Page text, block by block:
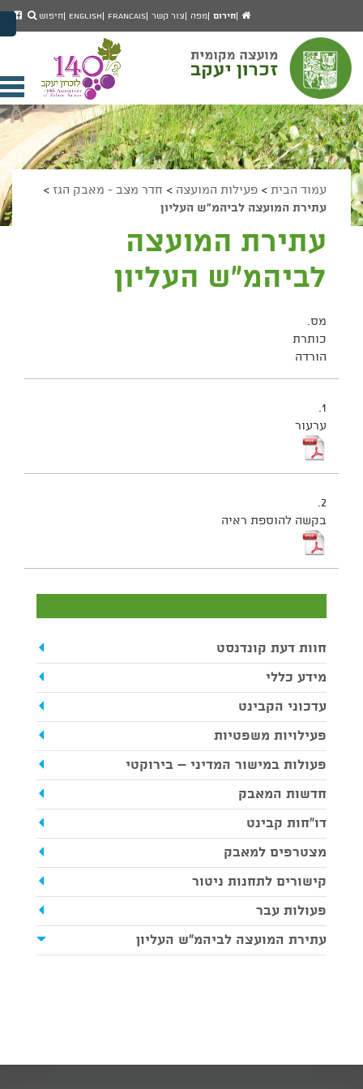
מעבר לתפריט ראשי
הגדל גודל פונט
הקטן גודל פונט
מצב ניגודיות גבוהה
מצב ניגודיות נמוכה
הצג קישורים
הצהרת נגישות
עמוד
הבית
חירום מפה צור קשר Francais
English חיפוש
עמוד הבית > פעילות המועצה > חדר מצב - מאבק הגז >
עתירת המועצה לביהמ"ש העליון
עתירת המועצה
לביהמ"ש העליון
מס.
כותרת
הורדה
1.
ערעור
2.
בקשה להוספת ראיה
חוות דעת קונדנסט
מידע כללי
עדכוני הקבינט
פעילויות משפטיות
פעולות במישור המדיני – בירוקטי
חדשות המאבק
דו"חות קבינט
מצטרפים למאבק
קישורים לתחנות ניטור
פעולות עבר
עתירת המועצה לביהמ"ש העליון